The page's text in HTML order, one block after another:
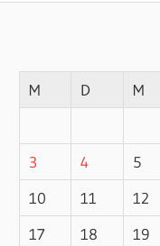
M
D M
3
4 5
10
11 12
17
18 19